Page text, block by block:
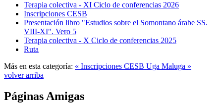
Terapia colectiva - XI Ciclo de conferencias 2026
Inscripciones CESB
Presentación libro "Estudios sobre el Somontano árabe SS.
VIII-XI". Vero 5
Terapia colectiva - X Ciclo de conferencias 2025
Ruta
Más en esta categoría: « Inscripciones CESB Uga Maluga »
volver arriba
Páginas Amigas